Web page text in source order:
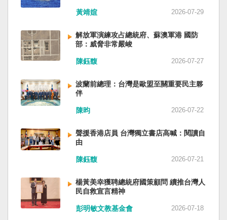
黃靖媗 2026-07-29
解放軍演練攻占總統府、蘇澳軍港 國防
部：威脅非常嚴峻
陳鈺馥 2026-07-27
波蘭前總理：台灣是歐盟至關重要民主夥
伴
陳昀 2026-07-22
聲援香港店員 台灣獨立書店高喊：閱讀自
由
陳鈺馥 2026-07-21
楊黃美幸獲聘總統府國策顧問 續推台灣人
民自救宣言精神
彭明敏文教基金會 2026-07-18